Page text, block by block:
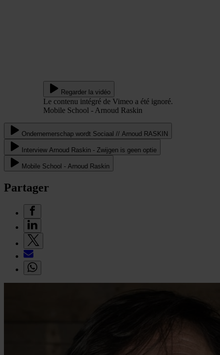
Regarder la vidéo
Le contenu intégré de Vimeo a été ignoré.
Mobile School - Arnoud Raskin
Ondernemerschap wordt Sociaal // Arnoud RASKIN
Interview Arnoud Raskin - Zwijgen is geen optie
Mobile School - Arnoud Raskin
Partager